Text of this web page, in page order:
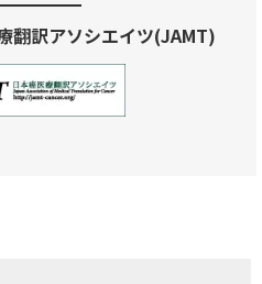
翻訳アソシエイツ(JAMT)